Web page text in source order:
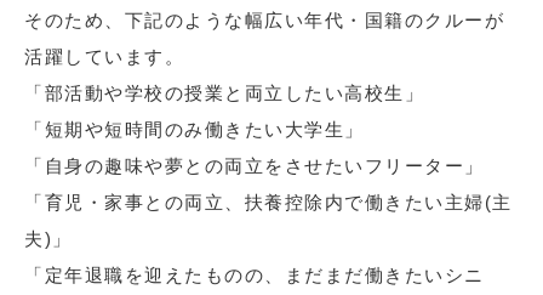
そのため、下記のような幅広い年代・国籍のクルーが
活躍しています。
「部活動や学校の授業と両立したい高校生」
「短期や短時間のみ働きたい大学生」
「自身の趣味や夢との両立をさせたいフリーター」
「育児・家事との両立、扶養控除内で働きたい主婦(主
夫)」
「定年退職を迎えたものの、まだまだ働きたいシニ